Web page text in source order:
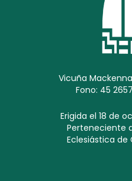
Vicuña
Fono: 45
Erigida el 18 de
Perteneciente
Eclesiástica de